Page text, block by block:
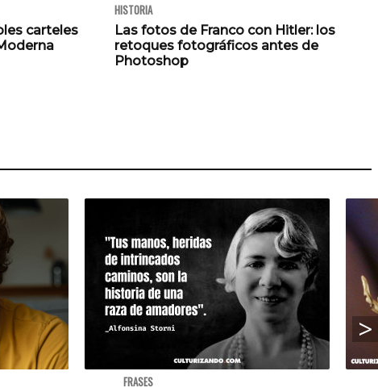
carteles
HISTORIA
Las fotos de Franco con Hitler: los
retoques fotográficos antes de
Photoshop
FRASES